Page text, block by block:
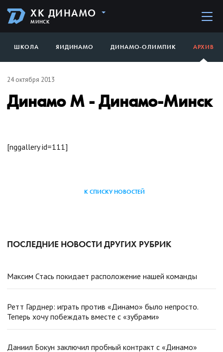
ХК ДИНАМО
МИНСК
ШКОЛА ЯИДИНАМО ДИНАМО-ОЛИМПИК АРХИВ
24 октября 2013
Динамо М - Динамо-Минск
[nggallery id=111]
К СПИСКУ НОВОСТЕЙ
ПОСЛЕДНИЕ НОВОСТИ ДРУГИХ РУБРИК
Максим Стась покидает расположение нашей команды
Ретт Гарднер: играть против «Динамо» было непросто.
Теперь хочу побеждать вместе с «зубрами»
Даниил Бокун заключил пробный контракт с «Динамо»